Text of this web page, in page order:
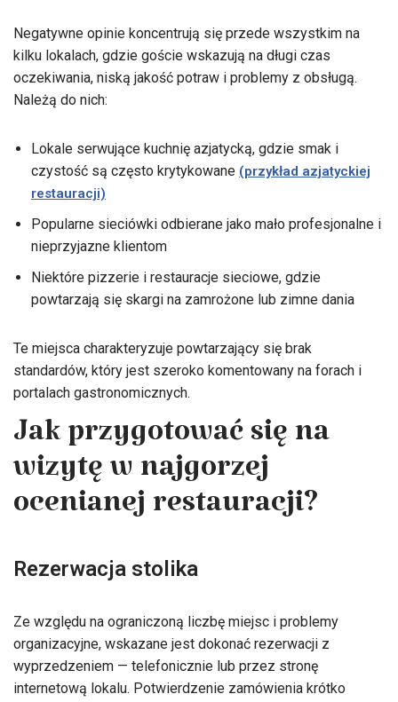
Negatywne opinie koncentrują się przede wszystkim na
kilku lokalach, gdzie goście wskazują na długi czas
oczekiwania, niską jakość potraw i problemy z obsługą.
Należą do nich:
Lokale serwujące kuchnię azjatycką, gdzie smak i
czystość są często krytykowane (przykład azjatyckiej
restauracji)
Popularne sieciówki odbierane jako mało profesjonalne i
nieprzyjazne klientom
Niektóre pizzerie i restauracje sieciowe, gdzie
powtarzają się skargi na zamrożone lub zimne dania
Te miejsca charakteryzuje powtarzający się brak
standardów, który jest szeroko komentowany na forach i
portalach gastronomicznych.
Jak przygotować się na
wizytę w najgorzej
ocenianej restauracji?
Rezerwacja stolika
Ze względu na ograniczoną liczbę miejsc i problemy
organizacyjne, wskazane jest dokonać rezerwacji z
wyprzedzeniem — telefonicznie lub przez stronę
internetową lokalu. Potwierdzenie zamówienia krótko